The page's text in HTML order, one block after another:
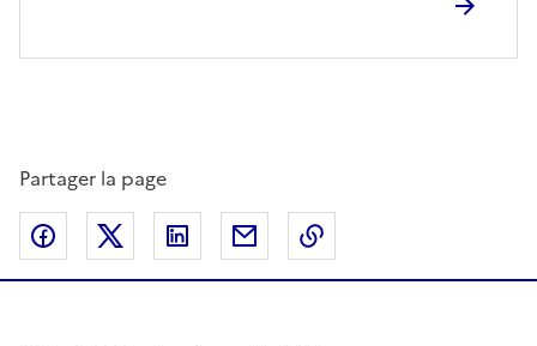
Partager la page
Partager sur Facebook
Partager sur Twitter
Partager sur LinkedIn
Partager par email